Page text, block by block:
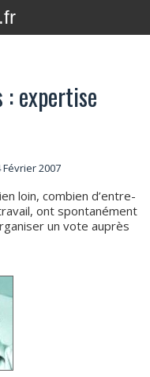
expertise
2007
loin, combien d’entre-
ont spontanément
un vote auprès